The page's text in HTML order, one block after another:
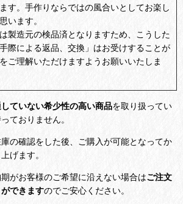
す。手作りならではの風合いとしてお楽し
います。
製造元の検品済となりますため、こうした
際による返品、交換」はお受けすることが
ご理解いただけますようお願いいたしま
ていない希少性の高い商品を取り扱ってい
ておりません。
の確認をした後、ご購入が可能となってか
げます。
がお客様のご希望に沿えない場合はご注文
できますのでご安心ください。